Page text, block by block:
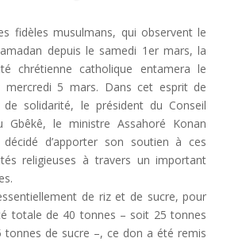
fidèles musulmans, qui observent le
depuis le samedi 1er mars, la
chrétienne catholique entamera le
mercredi 5 mars. Dans cet esprit de
solidarité, le président du Conseil
Gbêkê, le ministre Assahoré Konan
décidé d’apporter son soutien à ces
religieuses à travers un important
de riz et de sucre, pour
totale de 40 tonnes – soit 25 tonnes
tonnes de sucre –, ce don a été remis